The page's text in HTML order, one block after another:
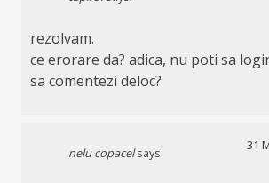
rezolvam.
ce erorare da? adica, nu poti sa
sa comentezi deloc?
nelu copacel says:
31